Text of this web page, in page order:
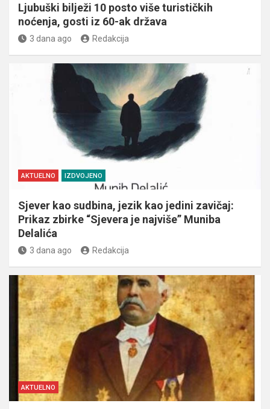
Ljubuški bilježi 10 posto više turističkih
noćenja, gosti iz 60-ak država
3 dana ago Redakcija
AKTUELNO IZDVOJENO
Sjever kao sudbina, jezik kao jedini zavičaj:
Prikaz zbirke “Sjevera je najviše” Muniba
Delalića
3 dana ago Redakcija
AKTUELNO